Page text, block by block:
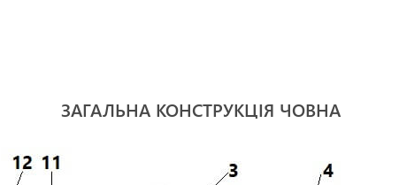
ЗАГАЛЬНА КОНСТРУКЦІЯ ЧОВНА